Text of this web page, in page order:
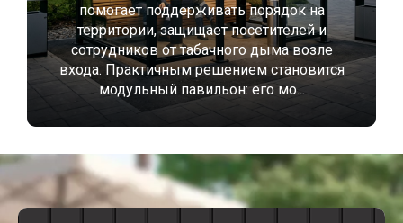
помогает поддерживать порядок на
территории, защищает посетителей и
сотрудников от табачного дыма возле
входа. Практичным решением становится
модульный павильон: его мо...